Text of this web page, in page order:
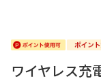
ワイヤレス